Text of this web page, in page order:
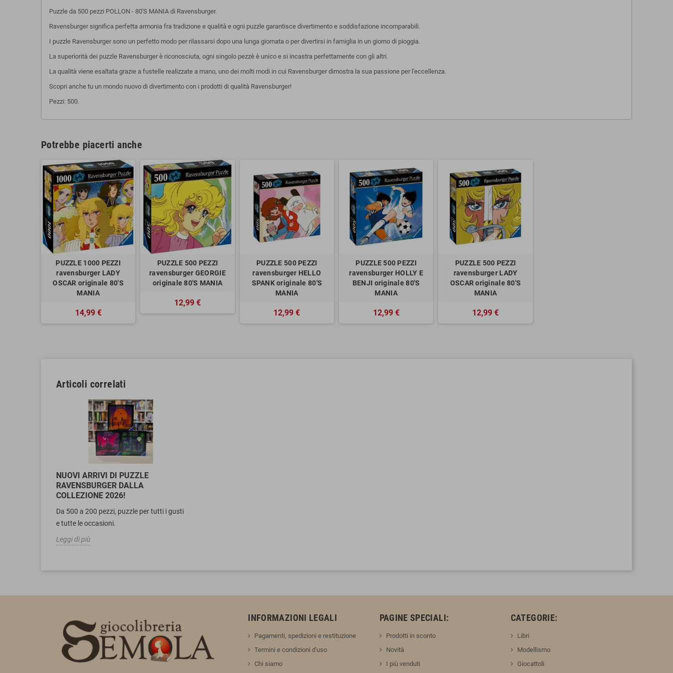
Puzzle da 500 pezzi POLLON - 80'S MANIA di Ravensburger.
Ravensburger significa perfetta armonia fra tradizione e qualità e ogni puzzle garantisce divertimento e soddisfazione incomparabili.
I puzzle Ravensburger sono un perfetto modo per rilassarsi dopo una lunga giornata o per divertirsi in famiglia in un giorno di pioggia.
La superiorità dei puzzle Ravensburger è riconosciuta, ogni singolo pezzè è unico e si incastra perfettamente con gli altri.
La qualità viene esaltata grazie a fustelle realizzate a mano, uno dei molti modi in cui Ravensburger dimostra la sua passione per l'eccellenza.
Scopri anche tu un mondo nuovo di divertimento con i prodotti di qualità Ravensburger!
Pezzi: 500.
Potrebbe piacerti anche
PUZZLE 1000 PEZZI
ravensburger LADY
OSCAR originale 80'S
MANIA
14,99 €
PUZZLE 500 PEZZI
ravensburger GEORGIE
originale 80'S MANIA
12,99 €
PUZZLE 500 PEZZI
ravensburger HELLO
SPANK originale 80'S
MANIA
12,99 €
PUZZLE 500 PEZZI
ravensburger HOLLY E
BENJI originale 80'S
MANIA
12,99 €
PUZZLE 500 PEZZI
ravensburger LADY
OSCAR originale 80'S
MANIA
12,99 €
Articoli correlati
NUOVI ARRIVI DI PUZZLE
RAVENSBURGER DALLA
COLLEZIONE 2026!
Da 500 a 200 pezzi, puzzle per tutti i gusti
e tutte le occasioni.
Leggi di più
INFORMAZIONI LEGALI
Pagamenti, spedizioni e restituzione
Termini e condizioni d'uso
Chi siamo
PAGINE SPECIALI:
Prodotti in sconto
Novità
I più venduti
CATEGORIE:
Libri
Modellismo
Giocattoli